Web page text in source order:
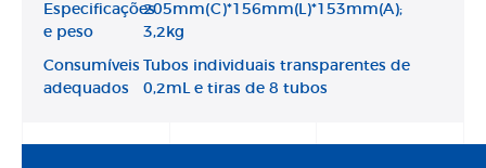
Especificações
e peso
205mm(C)*156mm(L)*153mm(A);
3,2kg
Consumíveis
adequados
Tubos individuais transparentes de
0,2mL e tiras de 8 tubos